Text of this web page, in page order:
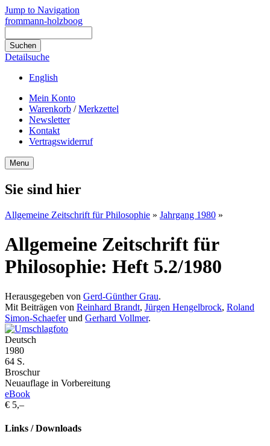
Jump to Navigation
frommann-holzboog
Detailsuche
English
Mein Konto
Warenkorb /Merkzettel
Newsletter
Kontakt
Vertragswiderruf
Menu
Sie sind hier
Allgemeine Zeitschrift für Philosophie » Jahrgang 1980 »
Allgemeine Zeitschrift für
Philosophie: Heft 5.2/1980
Herausgegeben von Gerd-Günther Grau.
Mit Beiträgen von Reinhard Brandt, Jürgen Hengelbrock, Roland
Simon-Schaeferund Gerhard Vollmer.
Deutsch
1980
64 S.
Broschur
Neuauflage in Vorbereitung
eBook
€ 5,–
Links / Downloads